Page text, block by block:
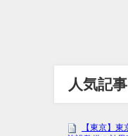
人気記事